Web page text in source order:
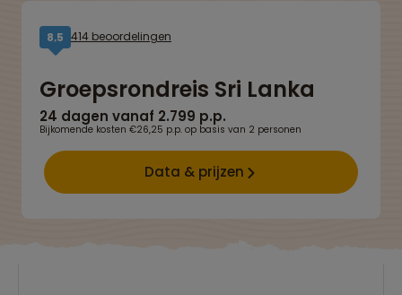
8,5 414 beoordelingen
Groepsrondreis Sri Lanka
24 dagen vanaf 2.799 p.p.
Bijkomende kosten €26,25 p.p. op basis van 2 personen
Data & prijzen